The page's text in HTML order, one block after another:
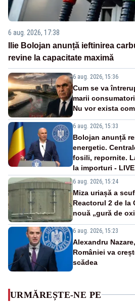
6 aug. 2026, 17:38
Ilie Bolojan anunță ieftinirea
revine la capacitate maximă
6 aug. 2026, 15:36
Cum se va
marii
Nu vor exista
6 aug. 2026, 15:33
Bolojan anunță
energetic.
fosili, repornite.
la importuri -
6 aug. 2026, 15:24
Miza uriașă a
Reactorul 2 de la
nouă „gură de
6 aug. 2026, 15:23
Alexandru
României va
scădea
URMĂREȘTE-NE PE